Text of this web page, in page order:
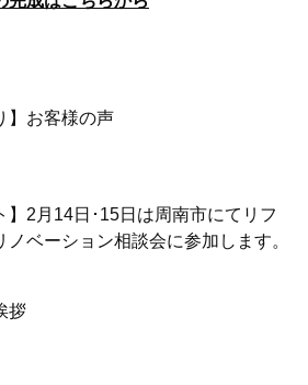
】お客様の声
】2月14日･15日は周南市にてリフ
ノベーション相談会に参加します。
拶